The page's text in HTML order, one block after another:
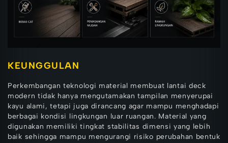
KEUNGGULAN
Perkembangan teknologi material membuat lantai deck
modern tidak hanya mengutamakan tampilan menyerupai
kayu alami, tetapi juga dirancang agar mampu menghadapi
berbagai kondisi lingkungan luar ruangan. Material yang
digunakan memiliki tingkat stabilitas dimensi yang lebih
baik sehingga mampu mengurangi risiko perubahan bentuk